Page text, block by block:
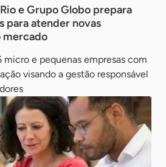
e Grupo Globo prepara
para atender novas
mercado
micro e pequenas empresas com
visando a gestão responsável